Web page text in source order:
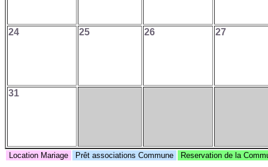
24 25 26 27
31
Location Mariage Prêt associations Commune Reservation de la